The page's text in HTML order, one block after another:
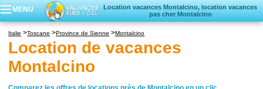
MENU
Location vacances Montalcino, location vacances
pas cher Montalcino
Locations vacances
Italie Toscane Province de Sienne Montalcino
Location de vacances
Montalcino